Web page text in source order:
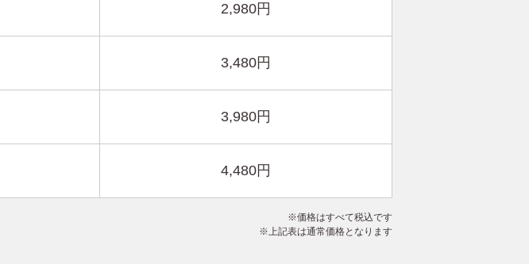
2,980円
3,480円
3,980円
4,480円
価格はすべて税込です
上記表は通常価格となります